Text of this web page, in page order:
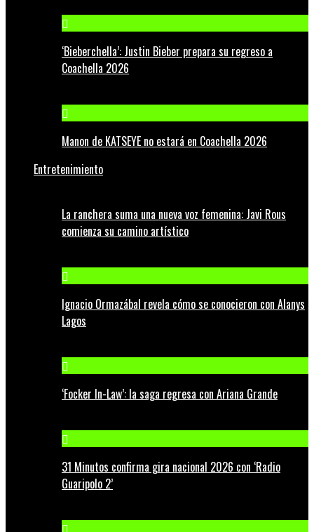
‘Bieberchella’: Justin Bieber prepara su regreso a
Coachella 2026
Manon de KATSEYE no estará en Coachella 2026
Entretenimiento
La ranchera suma una nueva voz femenina: Javi Rous
comienza su camino artístico
Ignacio Ormazábal revela cómo se conocieron con Alanys
Lagos
‘Focker In-Law’: la saga regresa con Ariana Grande
31 Minutos confirma gira nacional 2026 con ‘Radio
Guaripolo 2’